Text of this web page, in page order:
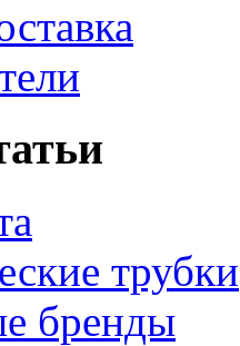
трубки
бренды